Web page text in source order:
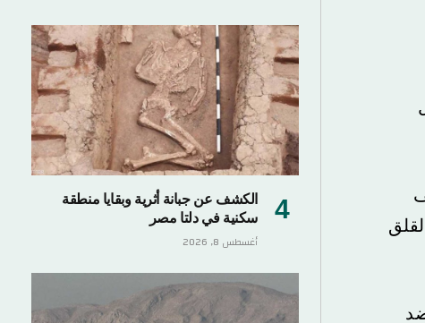
الكشف عن جبانة أثرية وبقايا منطقة
سكنية في دلتا مصر
أغسطس 8, 2026